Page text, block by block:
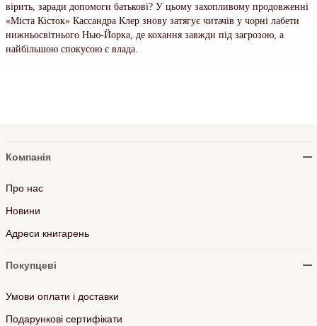
вірить, заради допомоги батькові? У цьому захопливому продовженні
«Міста Кісток» Кассандра Клер знову затягує читачів у чорні лабети
нижньосвітнього Нью-Йорка, де кохання завжди під загрозою, а
найбільшою спокусою є влада.
Компанія
Про нас
Новини
Адреси книгарень
Покупцеві
Умови оплати і доставки
Подарункові сертифікати